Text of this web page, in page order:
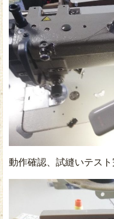
動作確認、試縫いテスト